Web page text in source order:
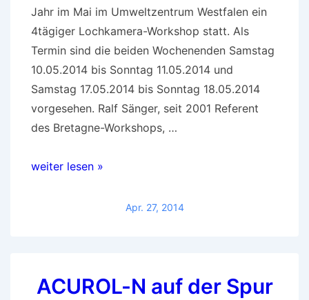
Jahr im Mai im Umweltzentrum Westfalen ein
4tägiger Lochkamera-Workshop statt. Als
Termin sind die beiden Wochenenden Samstag
10.05.2014 bis Sonntag 11.05.2014 und
Samstag 17.05.2014 bis Sonntag 18.05.2014
vorgesehen. Ralf Sänger, seit 2001 Referent
des Bretagne-Workshops, …
Lochkamera-
weiter lesen »
Apr. 27, 2014
ACUROL-N auf der Spur